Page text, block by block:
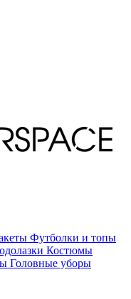
Футболки и топы
Костюмы
Головные уборы